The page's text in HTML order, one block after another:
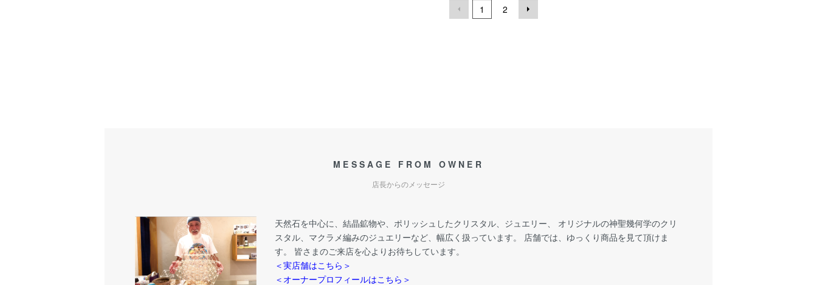
1 2
MESSAGE FROM OWNER
店長からのメッセージ
天然石を中心に、結晶鉱物や、ポリッシュしたクリスタル、ジュエリー、 オリジナルの神聖幾何学のクリ
スタル、マクラメ編みのジュエリーなど、幅広く扱っています。 店舗では、ゆっくり商品を見て頂けま
す。 皆さまのご来店を心よりお待ちしています。
＜実店舗はこちら＞
＜オーナープロフィールはこちら＞